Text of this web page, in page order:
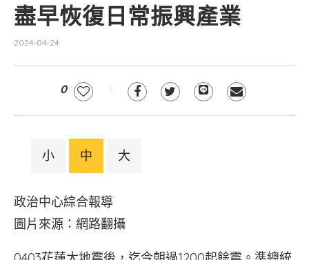
盡早恢復日常振興產業
2024-04-24
0
小 中 大
政治中心綜合報導
圖片來源：網路翻攝